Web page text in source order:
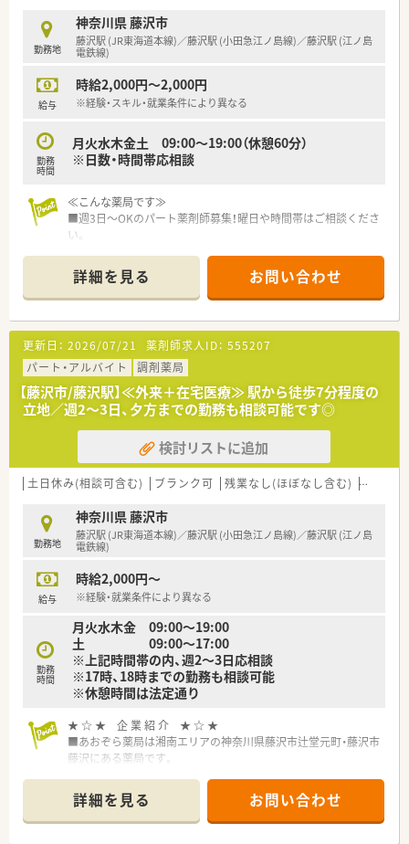
お客さまの健康で美しい暮らしをサポートさせていただく場
所と考え、店舗展開しております。
■教育研修については、全薬剤師・調剤スタッフを対象に毎月1
調剤業務全般を向上させるための意見交換や提案、新薬につい
ての勉強会、急性期疾患に対応する医学知識の習得、
医療など、時期を鑑みてタイムリーな内容で進められます。
■産前産後休暇、育児求職制度取得実績が多数あり、復職後、短
時間勤務にて就業されている方も多くいらっしゃいます。
≪こんな方におすすめ≫
■電車通勤で駅チカの勤務先をお探しのかた
■幅広い科目に触れ、知識・スキルを磨きたい方
勤務地
神奈川県 藤沢市
藤沢駅 (JR東海道本線)／藤沢駅 (小田急江ノ島線)／藤沢駅 (江ノ島
電鉄線)
給与
時給2,000円～2,000円
※経験・スキル・就業条件により異なる
勤務
時間
月火水木金土 09:00～19:00（休憩60分）
※日数・時間帯応相談
≪こんな薬局です≫
■週3日～OKのパート薬剤師募集！曜日や時間帯はご相談くださ
い。
■藤沢駅から歩いてすぐの好立地！通勤ストレスなく通えます。
■眼科, 内科, 外科, 皮膚科を中心に面で応需しております。
■処方箋枚数が多く、調剤業務に専念していただける環境です◎
■調剤、OTC、コスメ、漢方まで豊富な商品の取り扱いがござい
ます。
≪こんな企業です≫
■昭和31年に創業して以来、湘南エリアを中心にドラッグスト
アを展開しております。
■本社を構えている藤沢地区を中心に店舗展開しており、隣接の
湘南エリア、東京を含めて20店舗以上を運営しております。
調剤併設店は十数店舗展開中です！
■「湘南」の地を軸に、薬局を単にお薬を販売する場所と考える
のではなく、
所と考え、店舗展開しております。
■教育研修については、全薬剤師・調剤スタッフを対象に毎月1
回程度開催。
ての勉強会、急性期疾患に対応する医学知識の習得、
ドクターを招いての処方解説、新しい保険制度のもとでの在宅
■産前産後休暇、育児求職制度取得実績が多数あり、復職後、短
時間勤務にて就業されている方も多くいらっしゃいます。
詳細を見る お問い合わせ
更新日： 2026/07/21 薬剤師求人ID： 555207
パート・アルバイト
調剤薬局
【藤沢市/藤沢駅】≪外来＋在宅医療≫ 駅から徒歩7分程度の
立地／週2～3日、夕方までの勤務も相談可能です◎
検討リストに追加
土日休み(相談可含む) ブランク可 残業なし(ほぼなし含む) 教育制
勤務地
神奈川県 藤沢市
藤沢駅 (JR東海道本線)／藤沢駅 (小田急江ノ島線)／藤沢駅 (江ノ島
電鉄線)
給与
時給2,000円～
※経験・就業条件により異なる
勤務
時間
月火水木金 09:00～19:00
土 09:00～17:00
※上記時間帯の内、週2～3日応相談
※17時、18時までの勤務も相談可能
※休憩時間は法定通り
★ ☆ ★ 企 業 紹 介 ★ ☆ ★
■あおぞら薬局は湘南エリアの神奈川県藤沢市辻堂元町・藤沢市
藤沢にある薬局です。
じた明るい職場です。
■代表が薬剤師で現場にも積極的に入られていて接しやすい距
離感の近い方です。
詳細を見る お問い合わせ